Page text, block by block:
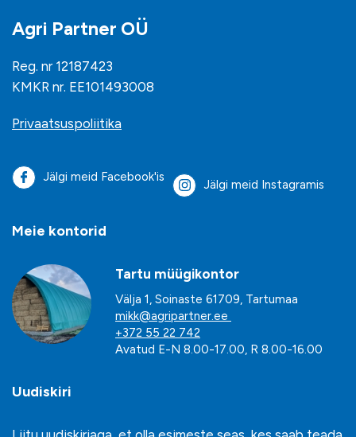
Agri Partner OÜ
Reg. nr 12187423
KMKR nr. EE101493008
Privaatsuspoliitika
Jälgi meid Facebook'is
Jälgi meid Instagramis
Meie kontorid
Tartu müügikontor
Välja 1, Soinaste 61709, Tartumaa
mikk@agripartner.ee
+372 55 22 742
Avatud E-N 8.00-17.00, R 8.00-16.00
Uudiskiri